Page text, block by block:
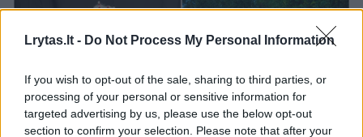
Lrytas.lt - Do Not Process My Personal Information
If you wish to opt-out of the sale, sharing to third parties, or
processing of your personal or sensitive information for
targeted advertising by us, please use the below opt-out
section to confirm your selection. Please note that after your